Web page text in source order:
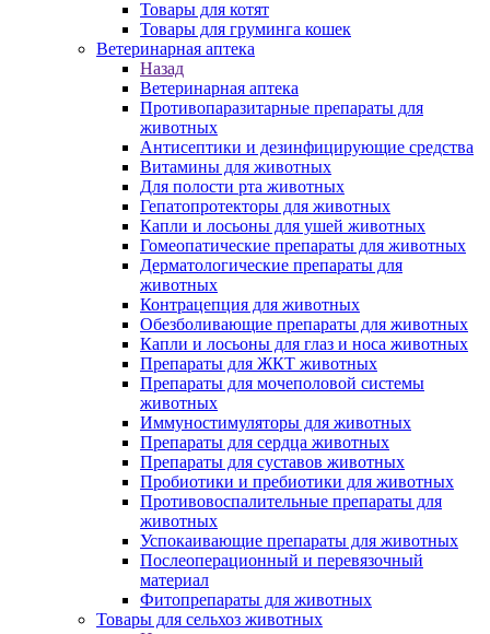
Товары для котят
Товары для груминга кошек
Ветеринарная аптека
Назад
Ветеринарная аптека
Противопаразитарные препараты для
животных
Антисептики и дезинфицирующие средства
Витамины для животных
Для полости рта животных
Гепатопротекторы для животных
Капли и лосьоны для ушей животных
Гомеопатические препараты для животных
Дерматологические препараты для
животных
Контрацепция для животных
Обезболивающие препараты для животных
Капли и лосьоны для глаз и носа животных
Препараты для ЖКТ животных
Препараты для мочеполовой системы
животных
Иммуностимуляторы для животных
Препараты для сердца животных
Препараты для суставов животных
Пробиотики и пребиотики для животных
Противовоспалительные препараты для
животных
Успокаивающие препараты для животных
Послеоперационный и перевязочный
материал
Фитопрепараты для животных
Товары для сельхоз животных